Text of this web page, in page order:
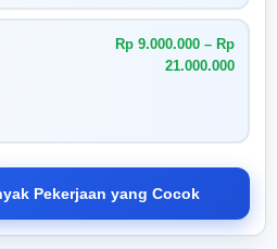
Rp 9.000.000 – Rp
21.000.000
Pekerjaan yang Cocok